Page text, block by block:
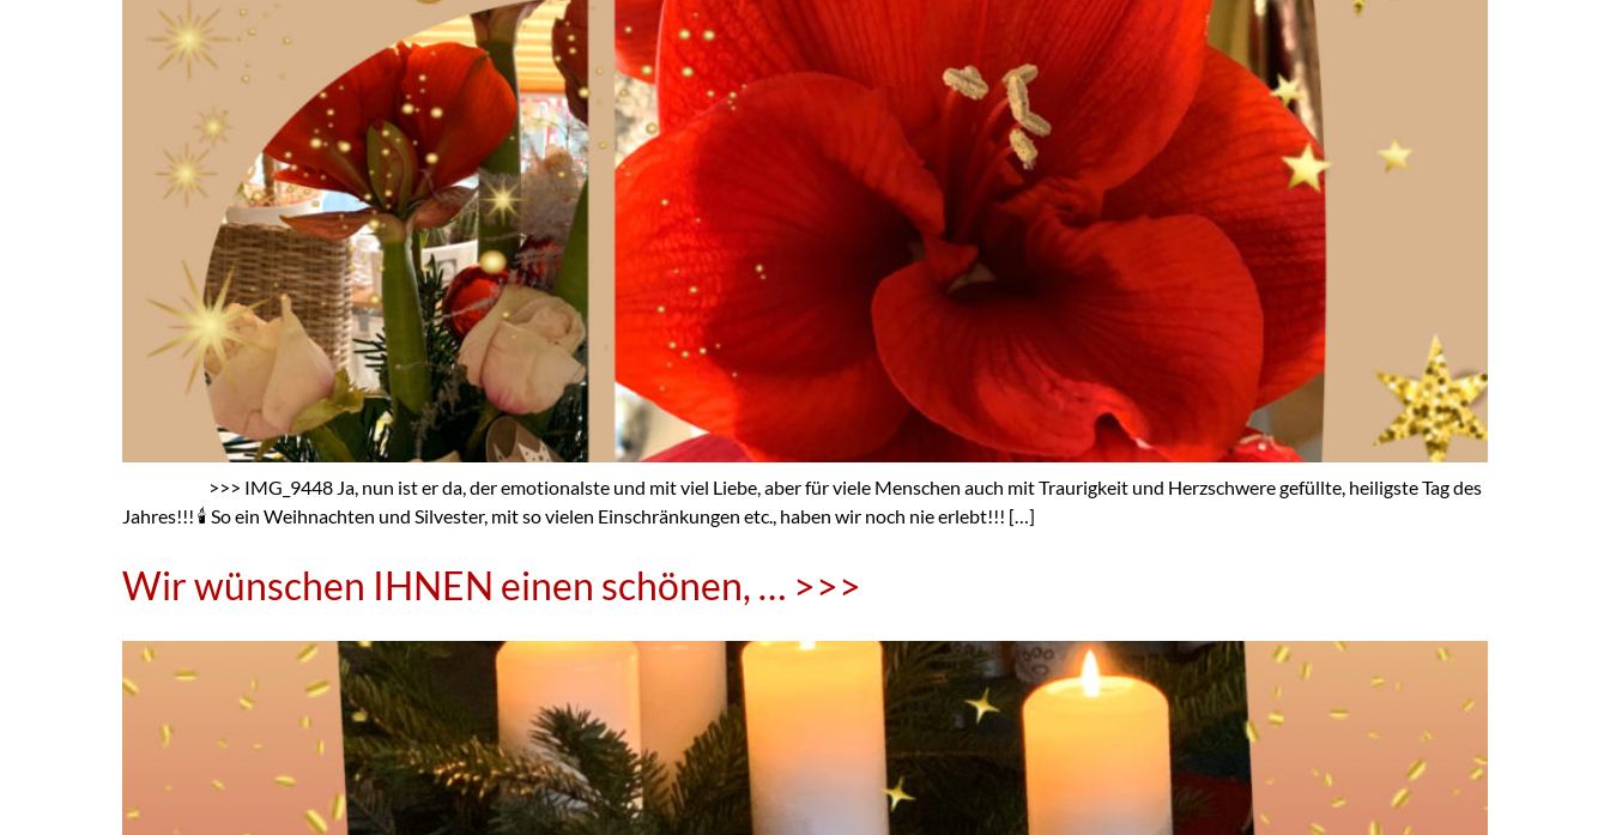
>>> IMG_9448 Ja, nun ist er da, der emotionalste und mit viel Liebe, aber für viele Menschen auch mit Traurigkeit und Herzschwere gefüllte, heiligste Tag des
Jahres!!! 🕯 So ein Weihnachten und Silvester, mit so vielen Einschränkungen etc., haben wir noch nie erlebt!!! […]
Wir wünschen IHNEN einen schönen, … >>>